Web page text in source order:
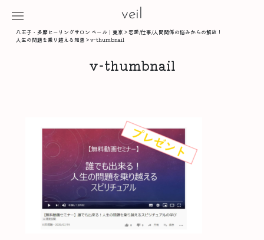
veil
八王子・多摩ヒーリングサロン ベール｜東京 >恋愛/仕事/人間関係の悩みからの解放！
人生の問題を乗り越える知恵 >v-thumbnail
v-thumbnail